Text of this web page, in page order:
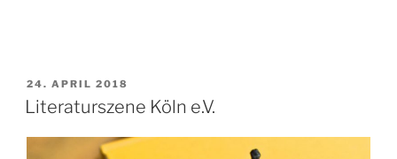
VERÖFFENTLICHT
AM
24. APRIL 2018
Literaturszene Köln e.V.